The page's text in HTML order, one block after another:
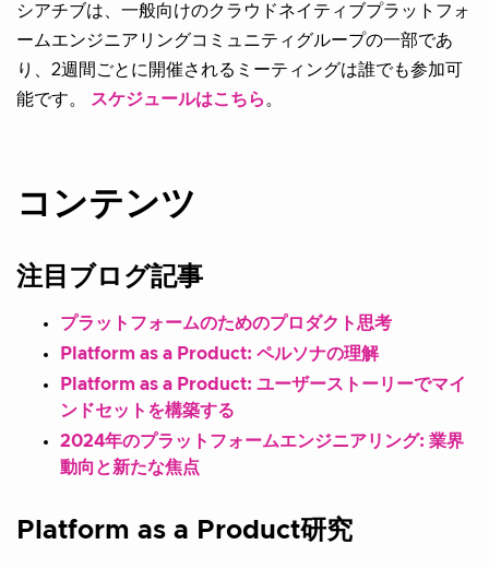
シアチブは、一般向けのクラウドネイティブプラットフォ
ームエンジニアリングコミュニティグループの一部であ
り、2週間ごとに開催されるミーティングは誰でも参加可
能です。
スケジュールはこちら 。
コンテンツ
注目ブログ記事
プラットフォームのためのプロダクト思考
Platform as a Product: ペルソナの理解
Platform as a Product: ユーザーストーリーでマイ
ンドセットを構築する
2024年のプラットフォームエンジニアリング: 業界
動向と新たな焦点
Platform as a Product研究